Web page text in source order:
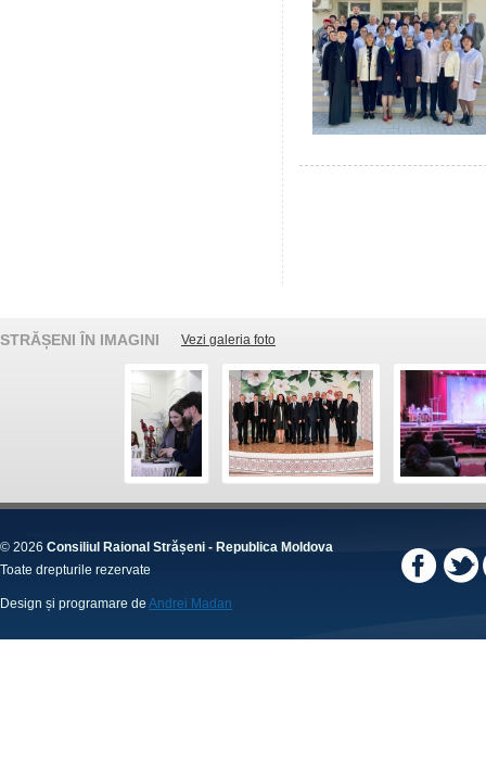
STRĂȘENI ÎN IMAGINI Vezi galeria foto
© 2026 Consiliul Raional Strășeni - Republica Moldova
Toate drepturile rezervate
Design și programare de Andrei Madan